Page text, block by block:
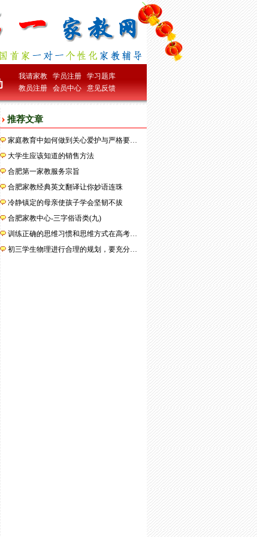
我请家教 学员注册
学习题库
教员注册
会员中心 意见反馈
推荐文章
家庭教育中如何做到关心爱护与严格要…
大学生应该知道的销售方法
合肥第一家教服务宗旨
合肥家教经典英文翻译让你妙语连珠
冷静镇定的母亲使孩子学会坚韧不拔
合肥家教中心-三字俗语类(九)
训练正确的思维习惯和思维方式在高考…
初三学生物理进行合理的规划，要充分…